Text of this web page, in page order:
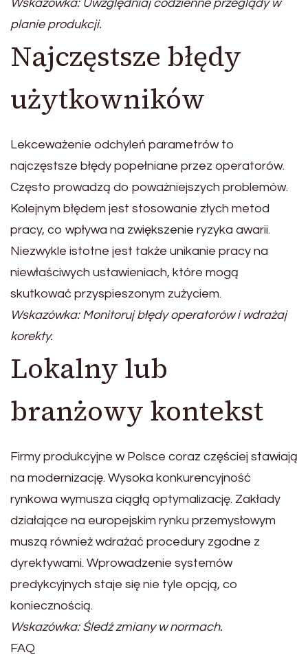
Wskazówka: Uwzględniaj codzienne przeglądy w
planie produkcji.
Najczęstsze błędy
użytkowników
Lekceważenie odchyleń parametrów to
najczęstsze błędy popełniane przez operatorów.
Często prowadzą do poważniejszych problemów.
Kolejnym błędem jest stosowanie złych metod
pracy, co wpływa na zwiększenie ryzyka awarii.
Niezwykle istotne jest także unikanie pracy na
niewłaściwych ustawieniach, które mogą
skutkować przyspieszonym zużyciem.
Wskazówka: Monitoruj błędy operatorów i wdrażaj
korekty.
Lokalny lub
branżowy kontekst
Firmy produkcyjne w Polsce coraz częściej stawiają
na modernizację. Wysoka konkurencyjność
rynkowa wymusza ciągłą optymalizację. Zakłady
działające na europejskim rynku przemysłowym
muszą również wdrażać procedury zgodne z
dyrektywami. Wprowadzenie systemów
predykcyjnych staje się nie tyle opcją, co
koniecznością.
Wskazówka: Śledź zmiany w normach.
FAQ